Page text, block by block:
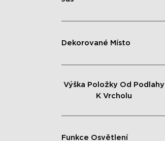
Dekorované Místo
Výška Položky Od Podlahy
K Vrcholu
Funkce Osvětlení